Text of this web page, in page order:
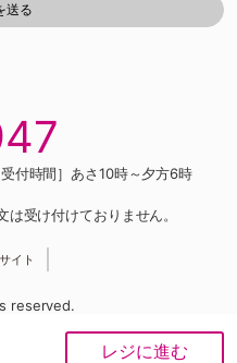
レジに進む
付時間］あさ10時～夕方6時
受け付けておりません。
イト
reserved.